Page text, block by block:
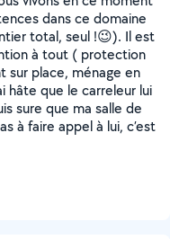
dans ce domaine
total, seul !😉). Il est
à tout ( protection
sur place, ménage en
hâte que le carreleur lui
sure que ma salle de
à faire appel à lui, c’est